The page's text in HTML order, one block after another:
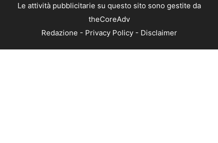
Le attività pubblicitarie su questo sito sono gestite da
theCoreAdv
Redazione - Privacy Policy- Disclaimer